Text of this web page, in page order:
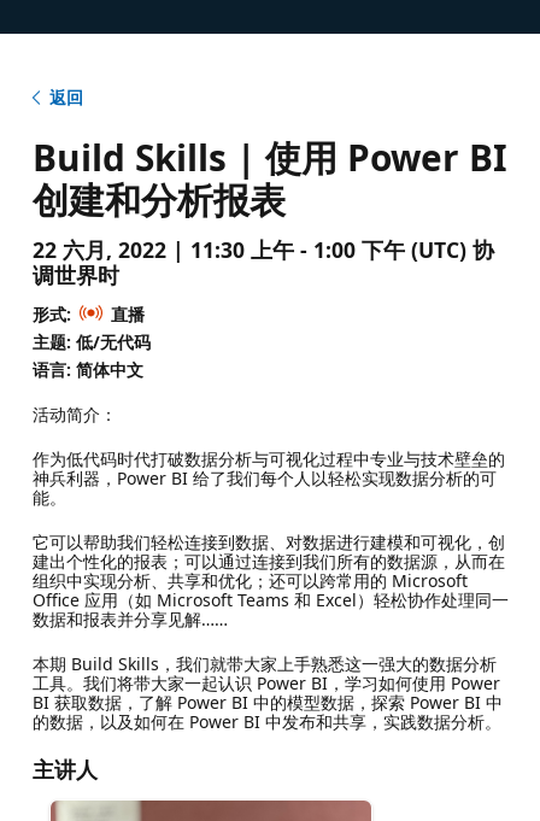
返回
Build Skills | 使用 Power BI
创建和分析报表
22 六月, 2022 | 11:30 上午 - 1:00 下午 (UTC) 协
调世界时
形式:
直播
主题: 低/无代码
语言: 简体中文
活动简介：
作为低代码时代打破数据分析与可视化过程中专业与技术壁垒的
神兵利器，Power BI 给了我们每个人以轻松实现数据分析的可
能。
它可以帮助我们轻松连接到数据、对数据进行建模和可视化，创
建出个性化的报表；可以通过连接到我们所有的数据源，从而在
组织中实现分析、共享和优化；还可以跨常用的 Microsoft
Office 应用（如 Microsoft Teams 和 Excel）轻松协作处理同一
数据和报表并分享见解……
本期 Build Skills，我们就带大家上手熟悉这一强大的数据分析
工具。我们将带大家一起认识 Power BI，学习如何使用 Power
BI 获取数据，了解 Power BI 中的模型数据，探索 Power BI 中
的数据，以及如何在 Power BI 中发布和共享，实践数据分析。
主讲人